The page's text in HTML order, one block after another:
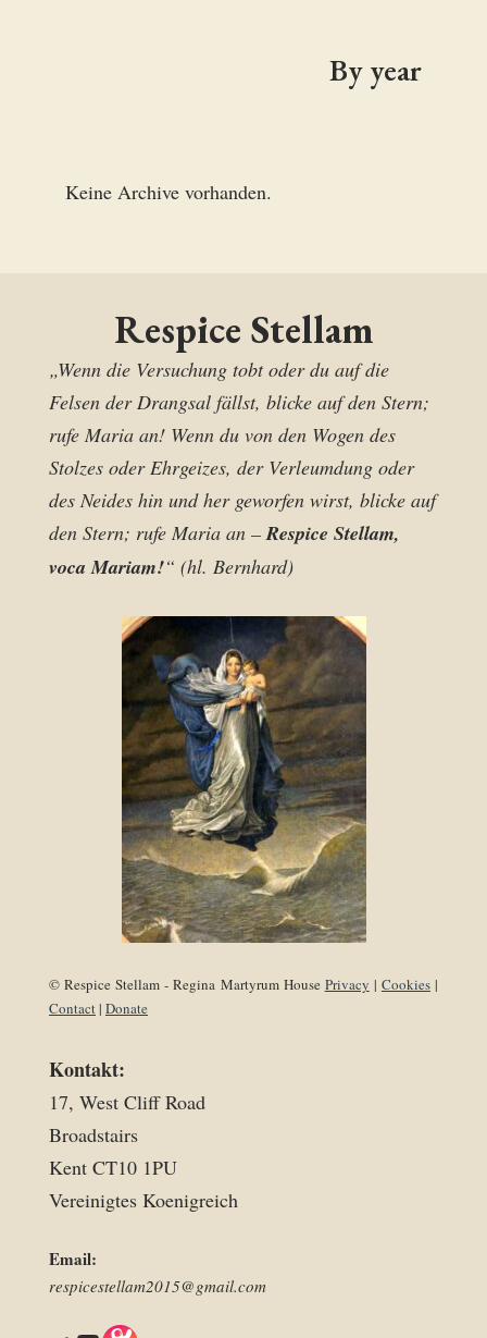
By year
Keine Archive vorhanden.
Respice Stellam
„Wenn die Versuchung tobt oder du auf die
Felsen der Drangsal fällst, blicke auf den Stern;
rufe Maria an! Wenn du von den Wogen des
Stolzes oder Ehrgeizes, der Verleumdung oder
des Neides hin und her geworfen wirst, blicke auf
den Stern; rufe Maria an –Respice Stellam,
voca Mariam!“ (hl. Bernhard)
© Respice Stellam - Regina Martyrum House Privacy | Cookies|
Contact| Donate
Kontakt:
17, West Cliff Road
Broadstairs
Kent CT10 1PU
Vereinigtes Koenigreich
Email:
respicestellam2015@gmail.com